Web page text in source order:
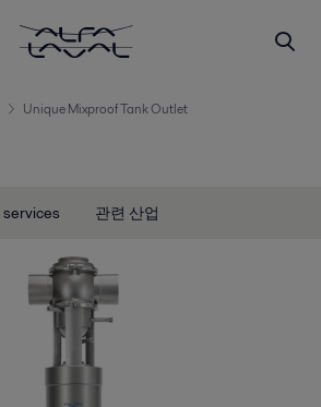
Unique Mixproof Tank Outlet
관련 산업